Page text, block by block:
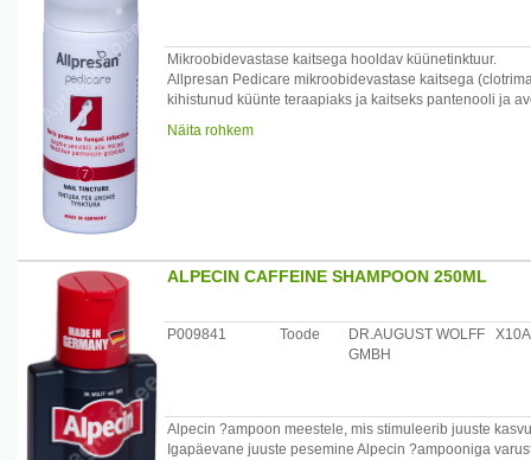
Mikroobidevastase kaitsega hooldav küünetinktuur.
Allpresan Pedicare mikroobidevastase kaitsega
kihistunud küünte teraapiaks ja kaitseks pantenooli ja
Mugav hügieeniline kasutamine. Ei sisalda lõhna-,
Dermatoloogiliselt testitud.
Soovitatav diabeetikutele.
ja vajadusel varbavahedesse 1-2 korda päevas. Laske
Hoiatused:Ainult väliseks kasutamiseks. Hoida lastele
süttivatest materjalidest.Mitte suitsetada samaaegselt.
Näita rohkem
ALPECIN CAFFEINE SHAMPOON 250ML
P009841 Toode
DR.AUGUST WOLFF
GMBH
Alpecin ?ampoon meestele, mis stimuleerib juuste
Igapäevane juuste pesemine Alpecin ?ampooniga